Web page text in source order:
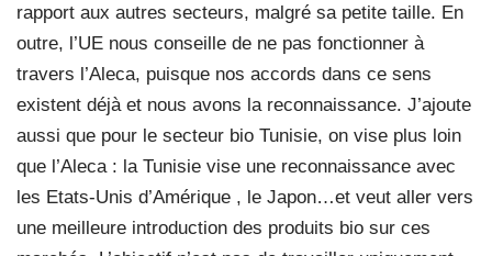
rapport aux autres secteurs, malgré sa petite taille. En
outre, l’UE nous conseille de ne pas fonctionner à
travers l’Aleca, puisque nos accords dans ce sens
existent déjà et nous avons la reconnaissance. J’ajoute
aussi que pour le secteur bio Tunisie, on vise plus loin
que l’Aleca : la Tunisie vise une reconnaissance avec
les Etats-Unis d’Amérique , le Japon…et veut aller vers
une meilleure introduction des produits bio sur ces